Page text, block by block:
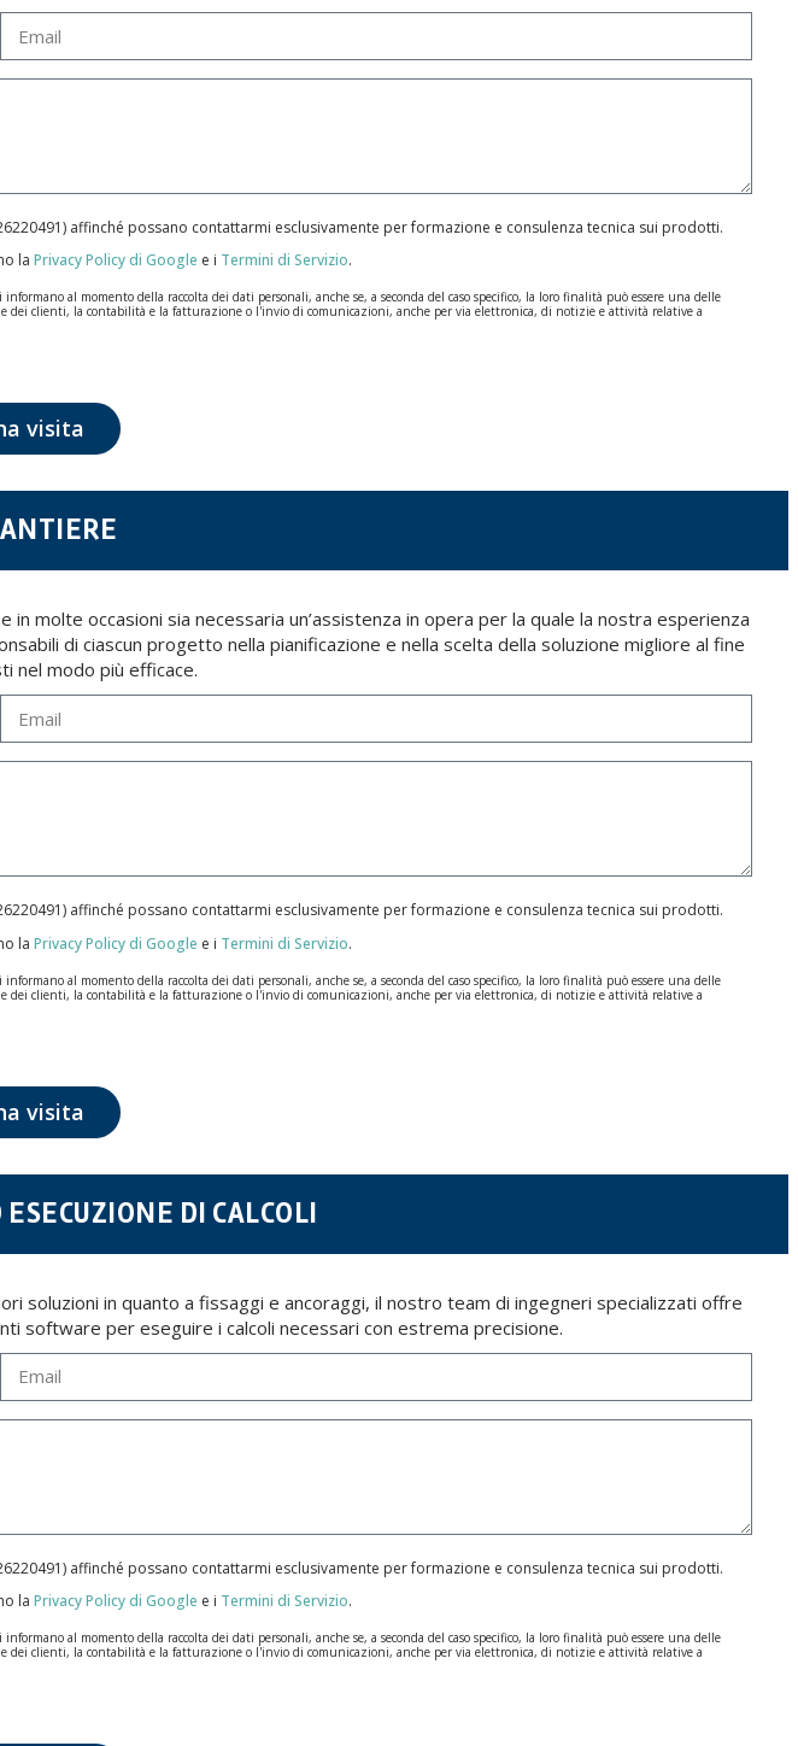
affinché possano contattarmi esclusivamente per formazione e consulenza tecnica sui prodotti.
la Privacy Policy di Google e i Termini di Servizio.
al momento della raccolta dei dati personali, anche se, a seconda del caso specifico, la loro finalità può essere una delle
dei clienti, la contabilità e la fatturazione o l'invio di comunicazioni, anche per via elettronica, di notizie e attività relative a
del Regolamento Generale sulla Protezione dei Dati (GDPR) del 27 aprile 2016. I dati rimarranno registrati nei nostri archivi
di portabilità in conformità con le disposizioni del regolamento generale sulla protezione dei dati (GDPR) del 27 aprile
EXPANSIVAS SL | P.I. La Portalada II | c/ Segador 13, 26006 | Logroño (La Rioja) o inviando un’email al seguente indirizzo
visita
molte occasioni sia necessaria un’assistenza in opera per la quale la nostra esperienza
di ciascun progetto nella pianificazione e nella scelta della soluzione migliore al fine
nel modo più efficace.
affinché possano contattarmi esclusivamente per formazione e consulenza tecnica sui prodotti.
la Privacy Policy di Google e i Termini di Servizio.
al momento della raccolta dei dati personali, anche se, a seconda del caso specifico, la loro finalità può essere una delle
dei clienti, la contabilità e la fatturazione o l'invio di comunicazioni, anche per via elettronica, di notizie e attività relative a
del Regolamento Generale sulla Protezione dei Dati (GDPR) del 27 aprile 2016. I dati rimarranno registrati nei nostri archivi
di portabilità in conformità con le disposizioni del regolamento generale sulla protezione dei dati (GDPR) del 27 aprile
EXPANSIVAS SL | P.I. La Portalada II | c/ Segador 13, 26006 | Logroño (La Rioja) o inviando un’email al seguente indirizzo
visita
DI CALCOLI
soluzioni in quanto a fissaggi e ancoraggi, il nostro team di ingegneri specializzati offre
software per eseguire i calcoli necessari con estrema precisione.
affinché possano contattarmi esclusivamente per formazione e consulenza tecnica sui prodotti.
la Privacy Policy di Google e i Termini di Servizio.
al momento della raccolta dei dati personali, anche se, a seconda del caso specifico, la loro finalità può essere una delle
dei clienti, la contabilità e la fatturazione o l'invio di comunicazioni, anche per via elettronica, di notizie e attività relative a
del Regolamento Generale sulla Protezione dei Dati (GDPR) del 27 aprile 2016. I dati rimarranno registrati nei nostri archivi